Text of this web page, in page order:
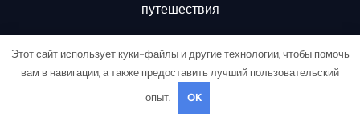
путешествия
Copyright © All rights reserved |
Этот сайт использует куки-файлы и другие технологии, чтобы помочь
вам в навигации, а также предоставить лучший пользовательский
опыт.
OK